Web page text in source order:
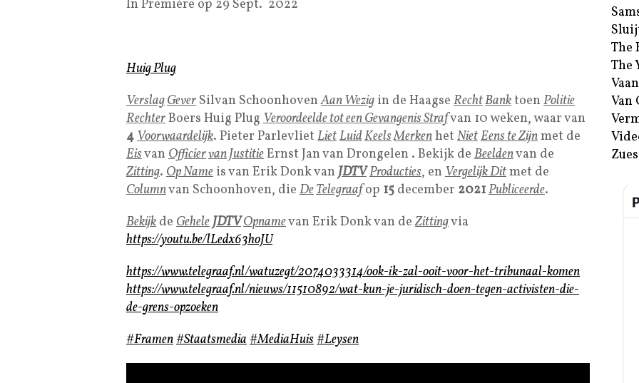
In Première op 29 Sept. 2022
Huig Plug
VerslagGever Silvan SchoonhovenAan Wezig in de Haagse RechtBanktoen Politie
RechterBoers Huig Plug Veroordeelde tot eenGevangenis Strafvan 10 weken, waar van
4Voorwaardelijk. Pieter Parlevliet LietLuidKeelsMerkenhet NietEens te Zijnmet de
Eisvan OfficiervanJustitieErnst Jan van Drongelen . Bekijk de Beeldenvan de
Zitting. Op Name is van Erik Donk vanJDTVProducties, en Vergelijk Ditmet de
Columnvan Schoonhoven, die DeTelegraafop 15 december 2021Publiceerde.
Bekijk de GeheleJDTVOpnamevan Erik Donk van deZittingvia
https://youtu.be/lLedx63hoJU
https://www.telegraaf.nl/watuzegt/2074033314/ook-ik-zal-ooit-voor-het-tribunaal-komen
https://www.telegraaf.nl/nieuws/11510892/wat-kun-je-juridisch-doen-tegen-activisten-die-
de-grens-opzoeken
#Framen#Staatsmedia#MediaHuis#Leysen
The
The
Van